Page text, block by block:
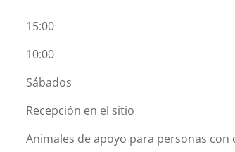
15:00
10:00
Sábados
Recepción en el sitio
Animales de apoyo para personas